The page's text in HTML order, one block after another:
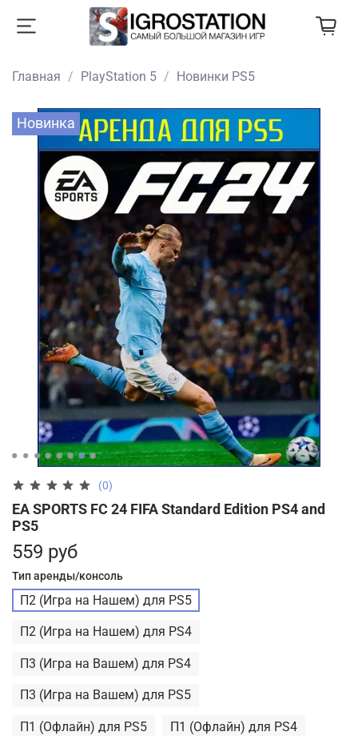
Главная PlayStation 5 Новинки PS5
Новинка
(0)
EA SPORTS FC 24 FIFA Standard Edition PS4 and
PS5
559 руб
Тип аренды/консоль
П2 (Игра на Нашем) для PS5
П2 (Игра на Нашем) для PS4
П3 (Игра на Вашем) для PS4
П3 (Игра на Вашем) для PS5
П1 (Офлайн) для PS5 П1 (Офлайн) для PS4